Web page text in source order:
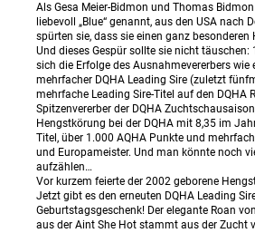
Als Gesa Meier-Bidmon und Thomas
liebevoll „Blue“ genannt, aus den USA nach
spürten sie, dass sie einen ganz
Und dieses Gespür sollte sie nicht täuschen:
sich die Erfolge des Ausnahmevererbers wie
mehrfacher DQHA Leading Sire (zuletzt
mehrfache Leading Sire-Titel auf den DQHA
Spitzenvererber der DQHA
Hengstkörung bei der DQHA mit 8,35 im
Titel, über 1.000 AQHA Punkte und
und Europameister. Und man könnte noch
aufzählen…
Vor kurzem feierte der 2002 geborene
Jetzt gibt es den erneuten DQHA Leading
Geburtstagsgeschenk! Der elegante Roan
aus der Aint She Hot stammt aus der Zucht